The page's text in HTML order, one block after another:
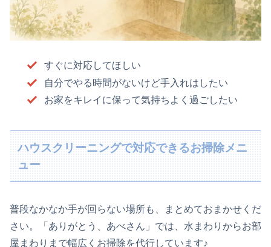
すぐに対応してほしい
自分でやる時間がないけど手入れはしたい
お家をキレイに保って気持ちよく過ごしたい
ハウスクリーニングで対応できるお掃除メニ
ュー
普段なかなか手が回らない場所も、まとめておまかせくだ
さい。「ありがとう、あべさん」では、水まわりからお部
屋まわりまで幅広くお掃除を代行しています♪